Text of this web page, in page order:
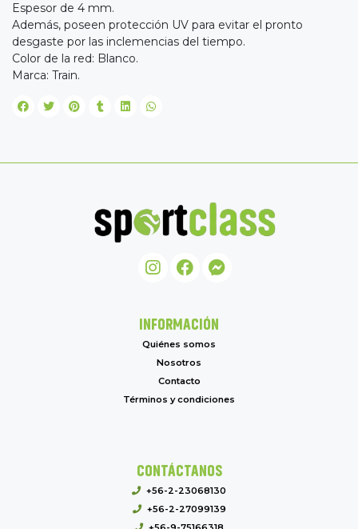
Espesor de 4 mm.
Además, poseen protección UV para evitar el pronto
desgaste por las inclemencias del tiempo.
Color de la red: Blanco.
Marca: Train.
INFORMACIÓN
Quiénes somos
Nosotros
Contacto
Términos y condiciones
CONTÁCTANOS
+56-2-23068130
+56-2-27099139